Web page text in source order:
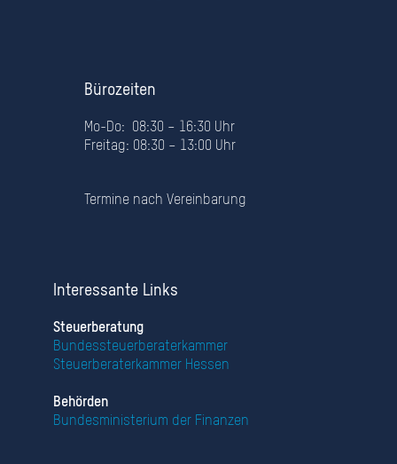
Bürozeiten
Mo-Do: 08:30 – 16:30 Uhr
Freitag: 08:30 – 13:00 Uhr
Termine nach Vereinbarung
Interessante Links
Steuerberatung
Bundessteuerberaterkammer
Steuerberaterkammer Hessen
Behörden
Bundesministerium der Finanzen